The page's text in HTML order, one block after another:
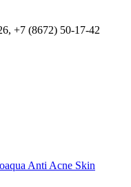
+7 (8672) 50-17-42
Anti Acne Skin